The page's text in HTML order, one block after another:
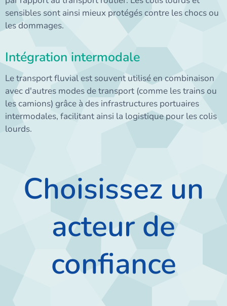
sensibles sont ainsi mieux protégés contre les chocs ou
les dommages.
Intégration intermodale
Le transport fluvial est souvent utilisé en combinaison
avec d'autres modes de transport (comme les trains ou
les camions) grâce à des infrastructures portuaires
intermodales, facilitant ainsi la logistique pour les colis
lourds.
Choisissez un
acteur de
confiance